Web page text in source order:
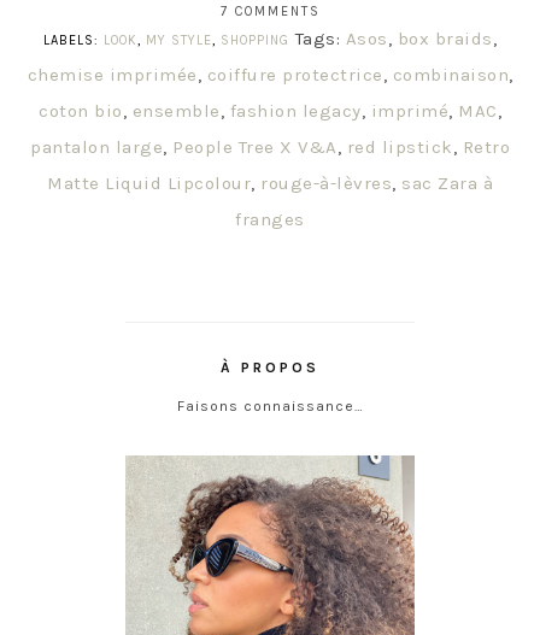
7 COMMENTS
LABELS:
LOOK, MY STYLE, SHOPPING Tags: Asos, box braids,
chemise imprimée, coiffure protectrice, combinaison,
coton bio, ensemble, fashion legacy, imprimé, MAC,
pantalon large, People Tree X V&A, red lipstick, Retro
Matte Liquid Lipcolour, rouge-à-lèvres, sac Zara à
franges
À PROPOS
Faisons connaissance…